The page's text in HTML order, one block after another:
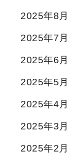
2025年8月
2025年7月
2025年6月
2025年5月
2025年4月
2025年3月
2025年2月